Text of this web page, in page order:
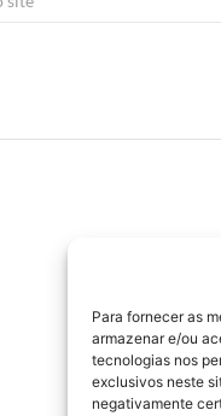
Para fornecer as
armazenar e/ou
tecnologias nos
exclusivos neste
negativamente